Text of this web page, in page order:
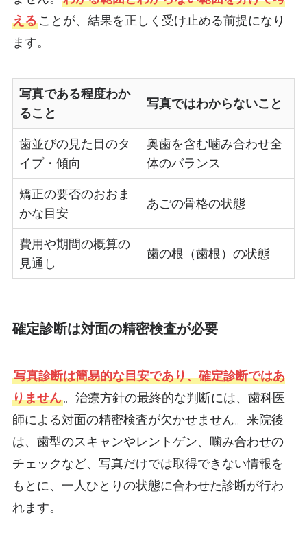
えることが、結果を正しく受け止める前提になり
ます。
写真である程度わか
ること
写真ではわからないこと
歯並びの見た目のタ
イプ・傾向
奥歯を含む噛み合わせ全
体のバランス
矯正の要否のおおま
かな目安
あごの骨格の状態
費用や期間の概算の
見通し
歯の根（歯根）の状態
確定診断は対面の精密検査が必要
写真診断は簡易的な目安であり、確定診断ではあ
りません。治療方針の最終的な判断には、歯科医
師による対面の精密検査が欠かせません。来院後
は、歯型のスキャンやレントゲン、噛み合わせの
チェックなど、写真だけでは取得できない情報を
もとに、一人ひとりの状態に合わせた診断が行わ
れます。